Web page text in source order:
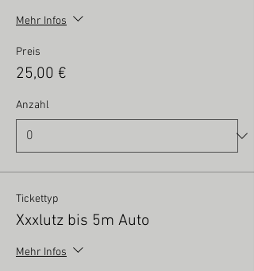
Mehr Infos
Preis
25,00 €
Anzahl
Tickettyp
Xxxlutz bis 5m Auto
Mehr Infos